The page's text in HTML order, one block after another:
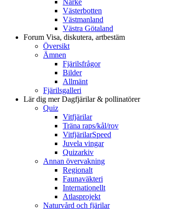
Västerbotten
Västmanland
Västra Götaland
Forum Visa, diskutera, artbestäm
Översikt
Ämnen
Fjärilsfrågor
Bilder
Allmänt
Fjärilsgalleri
Lär dig merDagfjärilar & pollinatörer
Quiz
Vitfjärilar
Träna raps/kål/rov
VitfjärilarSpeed
Juvela vingar
Quizarkiv
Annan övervakning
Regionalt
Faunaväkteri
Internationellt
Atlasprojekt
Naturvård och fjärilar